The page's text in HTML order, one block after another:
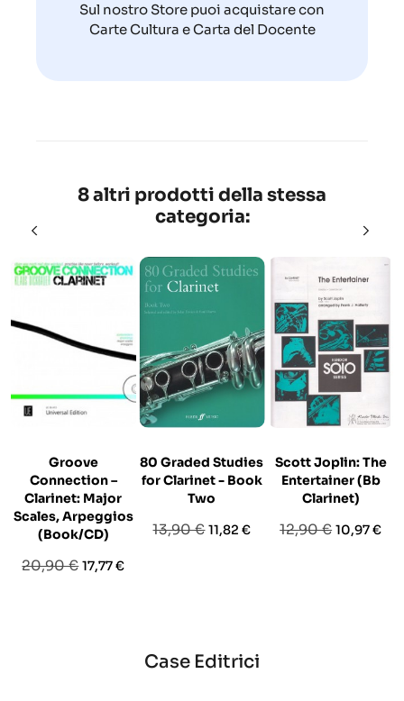
Sul nostro Store puoi acquistare con
Carte Cultura e Carta del Docente
8 altri prodotti della stessa
categoria:
Groove
Connection –
Clarinet: Major
Scales, Arpeggios
(Book/CD)
Prezzo
20,90 €Prezzo
17,77 €
80 Graded Studies
for Clarinet - Book
Two
Prezzo
13,90 €Prezzo
11,82 €
Scott Joplin: The
Entertainer (Bb
Clarinet)
Prezzo
12,90 € Prezzo
10,97 €
Case Editrici